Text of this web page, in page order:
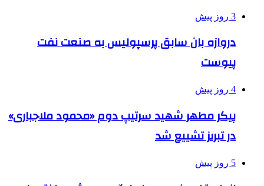
3 روز پیش
دروازه بان سابق پرسپولیس به صنعت نفت
پیوست
4 روز پیش
پیکر مطهر شهید سرتیپ دوم «محمود ملاجباری»
در تبریز تشییع شد
5 روز پیش